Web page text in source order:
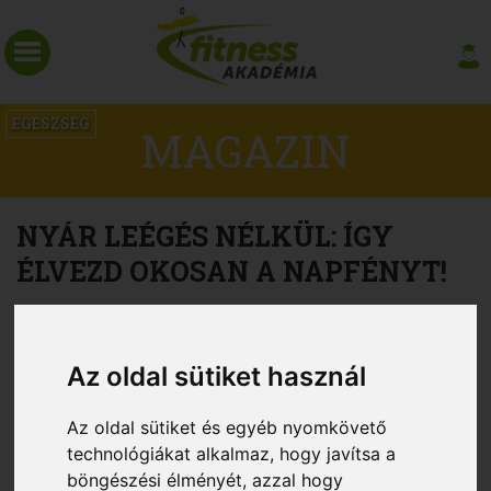
Az oldal sütiket használ
Az oldal sütiket és egyéb nyomkövető
technológiákat alkalmaz, hogy javítsa a
böngészési élményét, azzal hogy
EGÉSZSÉG MAGAZIN
NYÁR LEÉGÉS NÉLKÜL: ÍGY
ÉLVEZD OKOSAN A NAPFÉNYT!